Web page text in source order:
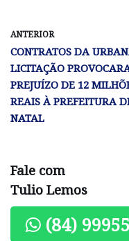
ANTERIOR
CONTRATOS DA
LICITAÇÃO
PREJUÍZO DE 12
REAIS À PREFEITURA
NATAL
Fale com
Tulio Lemos
(84)